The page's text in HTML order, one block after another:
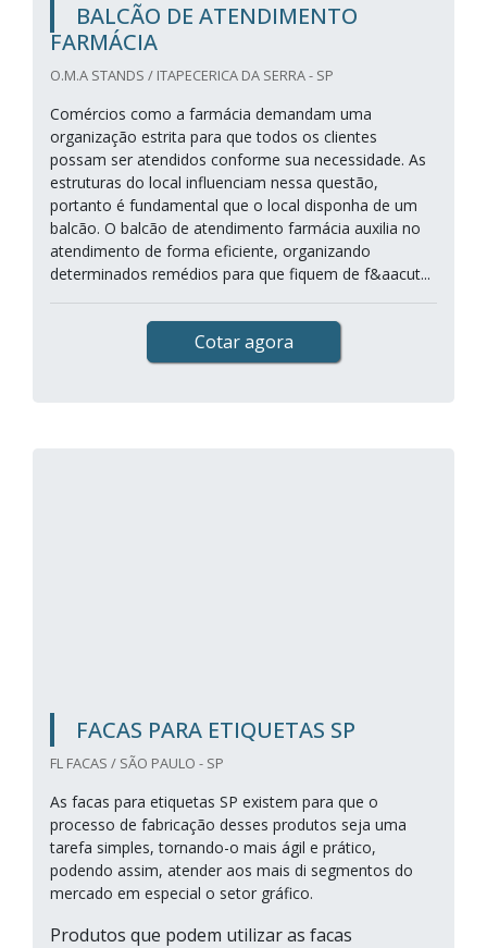
BALCÃO DE ATENDIMENTO
FARMÁCIA
O.M.A STANDS / ITAPECERICA DA SERRA - SP
Comércios como a farmácia demandam uma
organização estrita para que todos os clientes
possam ser atendidos conforme sua necessidade. As
estruturas do local influenciam nessa questão,
portanto é fundamental que o local disponha de um
balcão. O balcão de atendimento farmácia auxilia no
atendimento de forma eficiente, organizando
determinados remédios para que fiquem de f&aacut...
Cotar agora
FACAS PARA ETIQUETAS SP
FL FACAS / SÃO PAULO - SP
As facas para etiquetas SP existem para que o
processo de fabricação desses produtos seja uma
tarefa simples, tornando-o mais ágil e prático,
podendo assim, atender aos mais di segmentos do
mercado em especial o setor gráfico.
Produtos que podem utilizar as facas